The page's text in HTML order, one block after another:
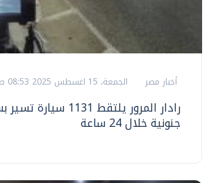
أخبار مصر الجمعة، 15 اغسطس 2025 08:53 ص
رادار المرور يلتقط 1131
جنونية خلال 24 ساعة